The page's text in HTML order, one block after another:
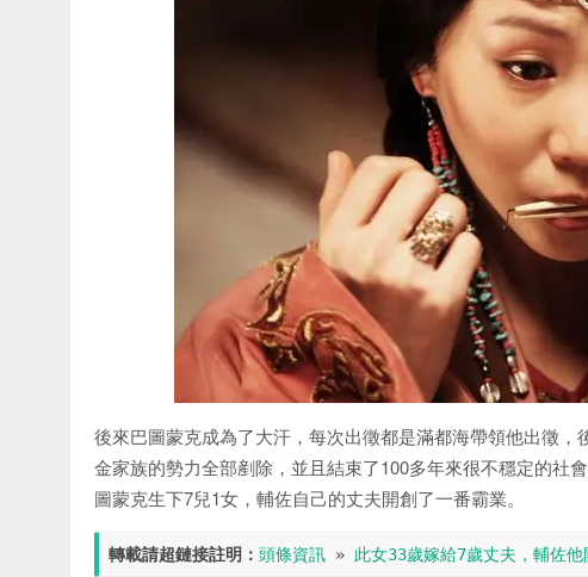
後來巴圖蒙克成為了大汗，每次出徵都是滿都海帶領他出徵
金家族的勢力全部剷除，並且結束了100多年來很不穩定的社
圖蒙克生下7兒1女，輔佐自己的丈夫開創了一番霸業。
轉載請超鏈接註明： 頭條資訊 » 此女33歲嫁給7歲丈夫，輔佐